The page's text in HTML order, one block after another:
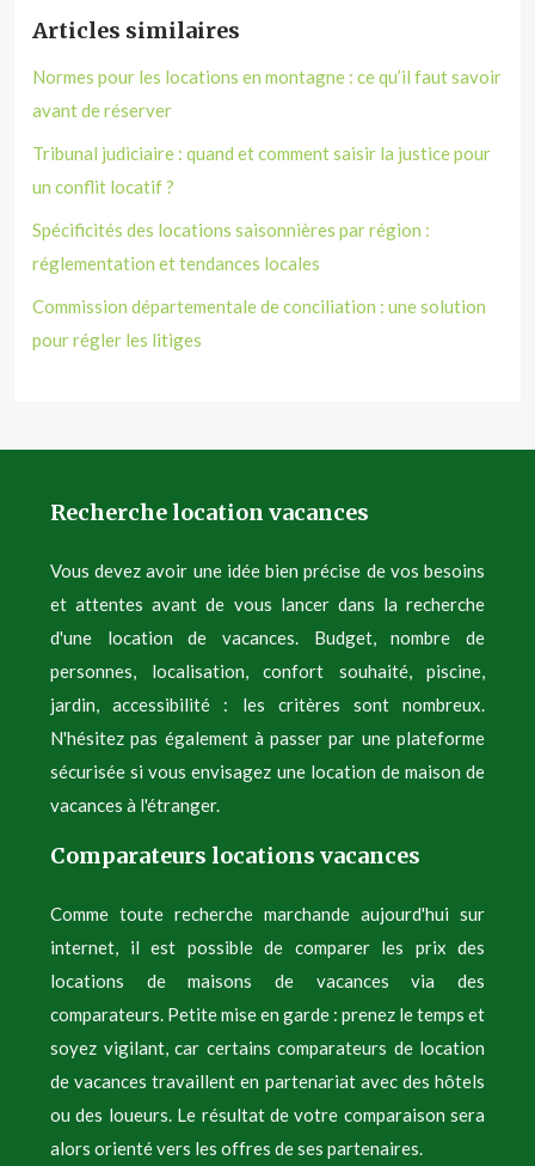
Articles similaires
Normes pour les locations en montagne : ce qu’il faut savoir
avant de réserver
Tribunal judiciaire : quand et comment saisir la justice pour
un conflit locatif ?
Spécificités des locations saisonnières par région :
réglementation et tendances locales
Commission départementale de conciliation : une solution
pour régler les litiges
Recherche location vacances
Vous devez avoir une idée bien précise de vos besoins
et attentes avant de vous lancer dans la recherche
d'une location de vacances. Budget, nombre de
personnes, localisation, confort souhaité, piscine,
jardin, accessibilité : les critères sont nombreux.
N'hésitez pas également à passer par une plateforme
sécurisée si vous envisagez une location de maison de
vacances à l'étranger.
Comparateurs locations vacances
Comme toute recherche marchande aujourd'hui sur
internet, il est possible de comparer les prix des
locations de maisons de vacances via des
comparateurs. Petite mise en garde : prenez le temps et
soyez vigilant, car certains comparateurs de location
de vacances travaillent en partenariat avec des hôtels
ou des loueurs. Le résultat de votre comparaison sera
alors orienté vers les offres de ses partenaires.